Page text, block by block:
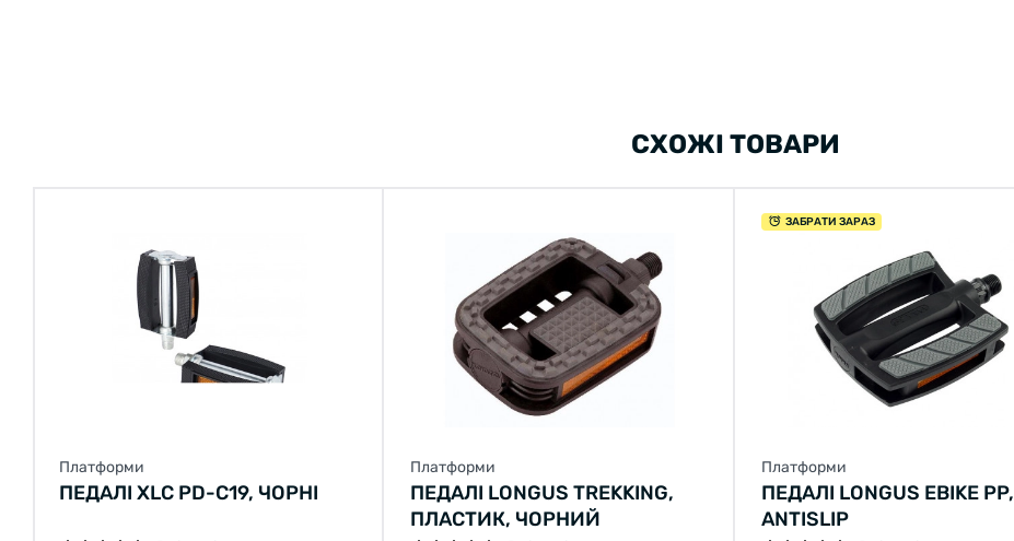
СХОЖІ ТОВАРИ
Платформи
ПЕДАЛІ XLC PD-C19, ЧОРНІ
Платформи
ПЕДАЛІ LONGUS TREKKING,
ПЛАСТИК, ЧОРНИЙ
ЗАБРАТИ ЗАРАЗ
Платформи
ПЕДАЛІ LONGUS EBIKE PP,
ANTISLIP